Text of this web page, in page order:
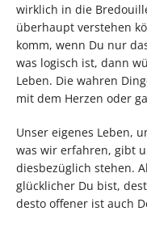
wirklich in die
überhaupt verstehen
komm, wenn Du nur
was logisch ist, dann
Leben. Die wahren
mit dem Herzen oder
Unser eigenes Leben,
was wir erfahren, gibt
diesbezüglich stehen.
glücklicher Du bist,
desto offener ist auch